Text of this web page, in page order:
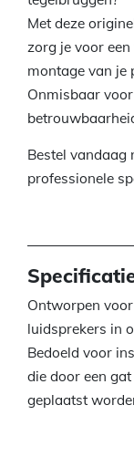
Met deze
zorg je voor
montage van je
Onmisbaar
Bestel vandaag
professionele
Ontworpen
luidsprekers in
Bedoeld voor
die door een
geplaatst